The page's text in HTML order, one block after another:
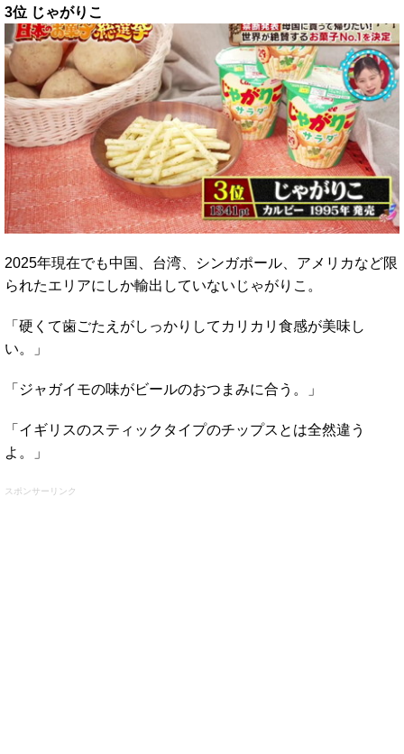
3位 じゃがりこ
2025年現在でも中国、台湾、シンガポール、アメリカなど限
られたエリアにしか輸出していないじゃがりこ。
「硬くて歯ごたえがしっかりしてカリカリ食感が美味し
い。」
「ジャガイモの味がビールのおつまみに合う。」
「イギリスのスティックタイプのチップスとは全然違う
よ。」
スポンサーリンク